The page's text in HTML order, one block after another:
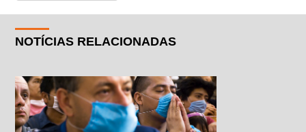
NOTÍCIAS RELACIONADAS